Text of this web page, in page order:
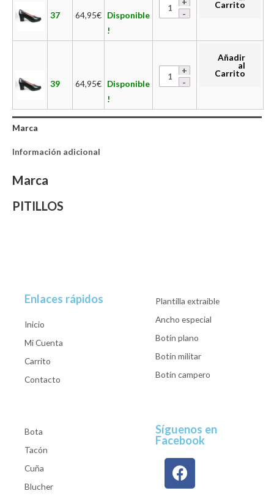
37 64,95€ Disponible
!
Carrito
39 64,95€ Disponible
!
Añadir
al
Carrito
Marca
Información adicional
Marca
PITILLOS
Enlaces rápidos
Inicio
Mi Cuenta
Carrito
Contacto
Plantilla extraible
Ancho especial
Botín plano
Botín militar
Botín campero
Bota
Tacón
Cuña
Blucher
Síguenos en
Facebook